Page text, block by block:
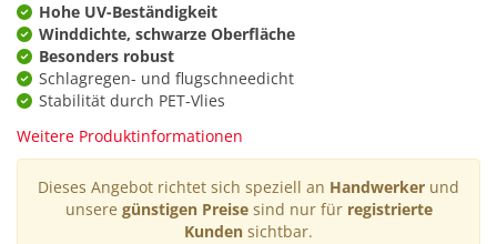
Hohe UV-Beständigkeit
Winddichte, schwarze Oberfläche
Besonders robust
Schlagregen- und flugschneedicht
Stabilität durch PET-Vlies
Weitere Produktinformationen
Dieses Angebot richtet sich speziell an Handwerker und
unsere günstigen Preisesind nur für registrierte
Kunden sichtbar.